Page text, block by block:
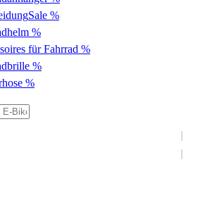
Sale %
%
für Fahrrad %
%
%